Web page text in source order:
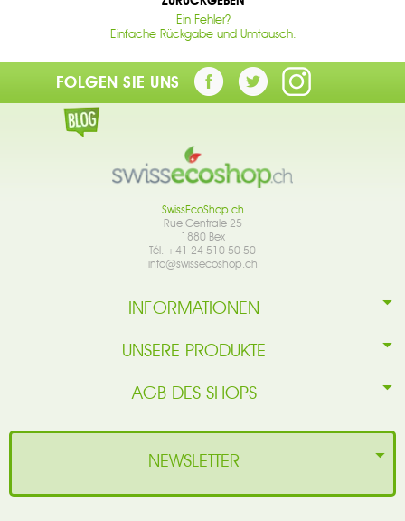
Ein Fehler?
Einfache Rückgabe und Umtausch.
FOLGEN SIE UNS
SwissEcoShop.ch
Rue Centrale 25
1880 Bex
Tél. +41 24 510 50 50
info@swissecoshop.ch
INFORMATIONEN
UNSERE PRODUKTE
AGB DES SHOPS
NEWSLETTER